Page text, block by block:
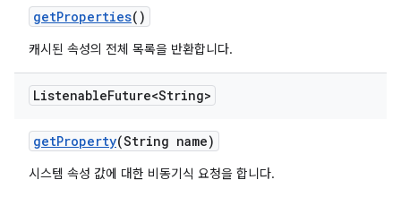
getProperties()
캐시된 속성의 전체 목록을 반환합니다.
ListenableFuture<String>
getProperty(String name)
시스템 속성 값에 대한 비동기식 요청을 합니다.